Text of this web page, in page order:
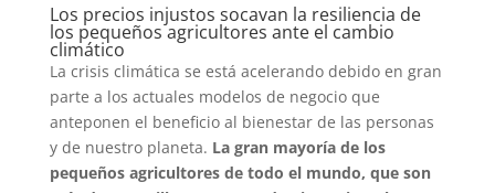
Los precios injustos socavan la resiliencia de
los pequeños agricultores ante el cambio
climático
La crisis climática se está acelerando debido en gran
parte a los actuales modelos de negocio que
anteponen el beneficio al bienestar de las personas
y de nuestro planeta. La gran mayoría de los
pequeños agricultores de todo el mundo, que son